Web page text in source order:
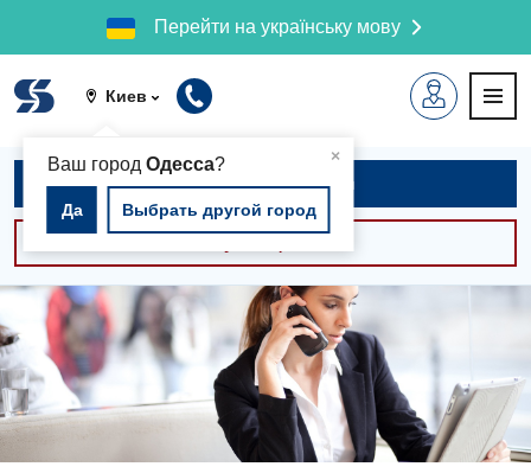
Перейти на українську мову
Киев
×
Ваш город Одесса?
Да Выбрать другой город
Записаться на приём